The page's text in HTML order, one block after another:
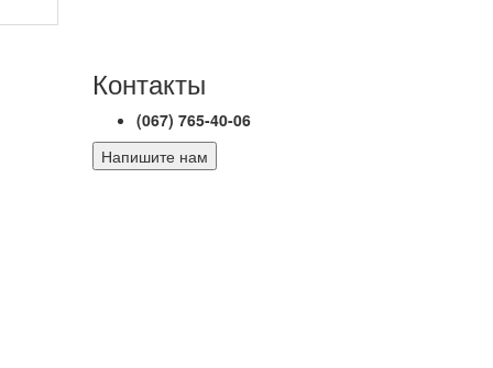
Контакты
(067) 765-40-06
Напишите нам